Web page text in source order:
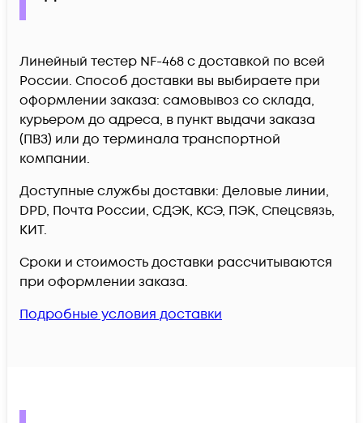
Линейный тестер NF-468 c доставкой по всей
России. Способ доставки вы выбираете при
оформлении заказа: самовывоз со склада,
курьером до адреса, в пункт выдачи заказа
(ПВЗ) или до терминала транспортной
компании.
Доступные службы доставки: Деловые линии,
DPD, Почта России, СДЭК, КСЭ, ПЭК, Спецсвязь,
КИТ.
Сроки и стоимость доставки рассчитываются
при оформлении заказа.
Подробные условия доставки